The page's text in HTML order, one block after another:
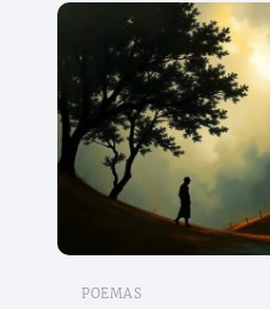
POEMAS